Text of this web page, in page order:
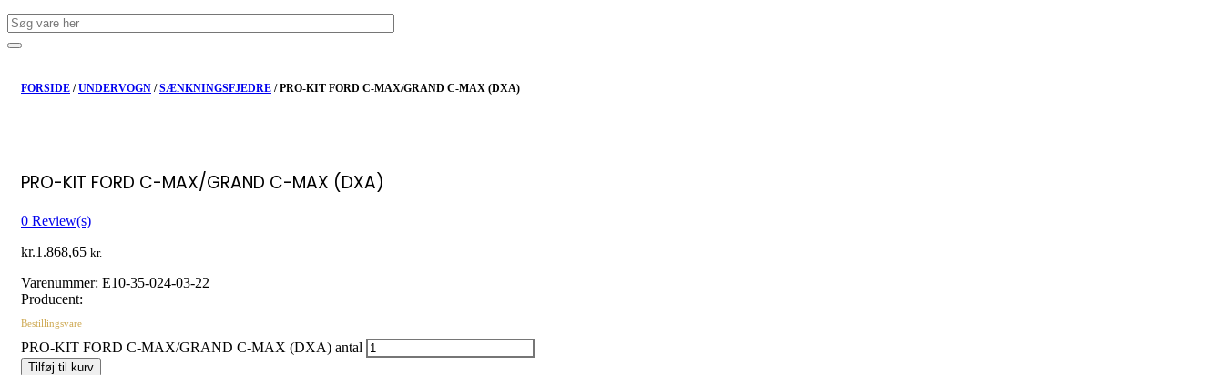
FORSIDE /UNDERVOGN /SÆNKNINGSFJEDRE / PRO-KIT FORD C-MAX/GRAND C-MAX (DXA)
PRO-KIT FORD C-MAX/GRAND C-MAX (DXA)
0 Review(s)
kr.1.868,65 kr.
Varenummer: E10-35-024-03-22
Producent:
Bestillingsvare
PRO-KIT FORD C-MAX/GRAND C-MAX (DXA) antal
Tilføj til kurv